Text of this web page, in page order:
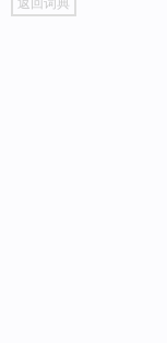
top
返回词典